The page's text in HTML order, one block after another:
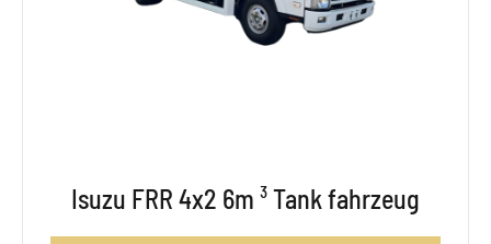
Isuzu FRR 4x2 6m ³ Tank fahrzeug